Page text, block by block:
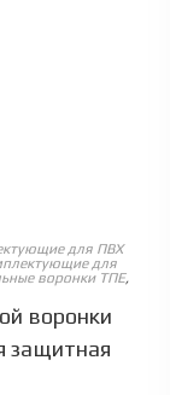
для ПВХ
для
воронки ТПЕ,
воронки
защитная